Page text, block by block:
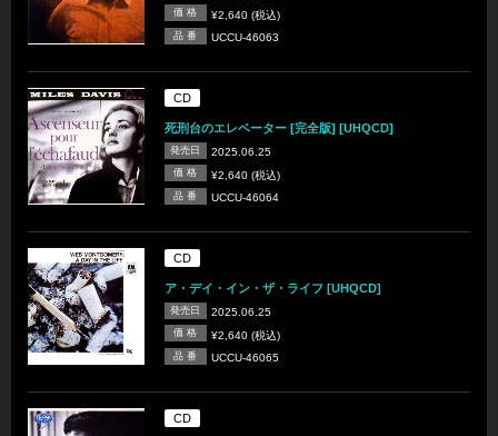
価 格 ¥2,640 (税込)
品 番 UCCU-46063
CD
死刑台のエレベーター [完全版] [UHQCD]
発売日 2025.06.25
価 格 ¥2,640 (税込)
品 番 UCCU-46064
CD
ア・デイ・イン・ザ・ライフ [UHQCD]
発売日 2025.06.25
価 格 ¥2,640 (税込)
品 番 UCCU-46065
CD